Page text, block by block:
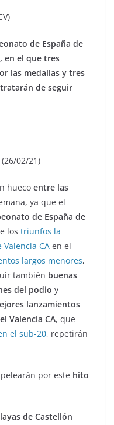
de España de
en el que tres
las medallas y tres
de seguir
(26/02/21)
hueco entre las
ya que el
de España de
los triunfos la
CA en el
largos menores,
también buenas
del podio y
lanzamientos
Valencia CA, que
el sub-20, repetirán
por este hito
de Castellón